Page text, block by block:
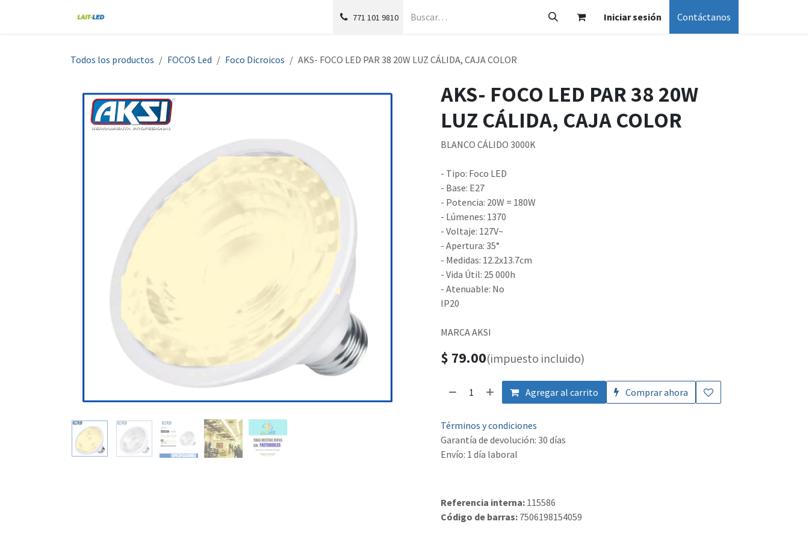
771 101 9810 Iniciar sesión Contáctanos
Todos los productos FOCOS Led Foco Dicroicos AKS- FOCO LED PAR 38 20W LUZ CÁLIDA, CAJA COLOR
AKS- FOCO LED PAR 38 20W
LUZ CÁLIDA, CAJA COLOR
BLANCO CÁLIDO 3000K
- Tipo: Foco LED
- Base: E27
- Potencia: 20W = 180W
- Lúmenes: 1370
- Voltaje: 127V~
- Apertura: 35°
- Medidas: 12.2x13.7cm
- Vida Útil: 25 000h
- Atenuable: No
IP20
MARCA AKSI
$ 79.00(impuesto incluido)
Agregar al carrito Comprar ahora
Términos y condiciones
Garantía de devolución: 30 días
Envío: 1 día laboral
Referencia interna: 115586
Código de barras: 7506198154059